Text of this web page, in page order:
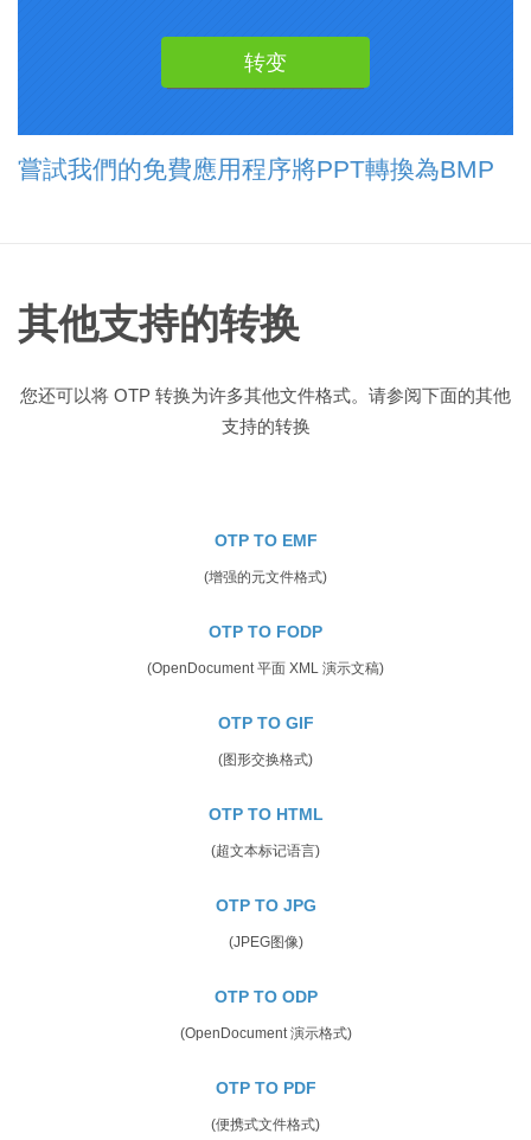
嘗試我們的免費應用程序將PPT轉換為BMP
其他支持的转换
您还可以将 OTP 转换为许多其他文件格式。请参阅下面的其他
支持的转换
OTP TO EMF
(增强的元文件格式)
OTP TO FODP
(OpenDocument 平面 XML 演示文稿)
OTP TO GIF
(图形交换格式)
OTP TO HTML
(超文本标记语言)
OTP TO JPG
(JPEG图像)
OTP TO ODP
(OpenDocument 演示格式)
OTP TO PDF
(便携式文件格式)